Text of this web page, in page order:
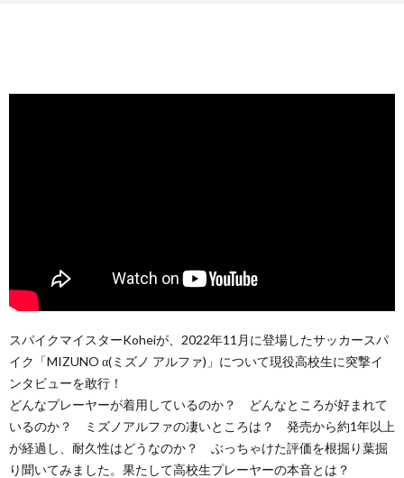
スパイクマイスターKoheiが、2022年11月に登場したサッカースパ
イク「MIZUNO α(ミズノ アルファ)」について現役高校生に突撃イ
ンタビューを敢行！
どんなプレーヤーが着用しているのか？ どんなところが好まれて
いるのか？ ミズノアルファの凄いところは？ 発売から約1年以上
が経過し、耐久性はどうなのか？ ぶっちゃけた評価を根掘り葉掘
り聞いてみました。果たして高校生プレーヤーの本音とは？